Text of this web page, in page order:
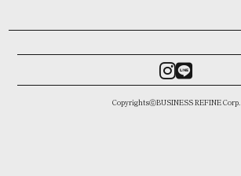
CopyrightsⓒBUSINESS REFINE Corp.